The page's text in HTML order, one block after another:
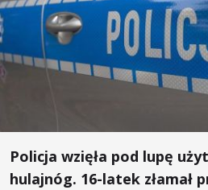
Policja wzięła pod lupę
hulajnóg. 16-latek złamał